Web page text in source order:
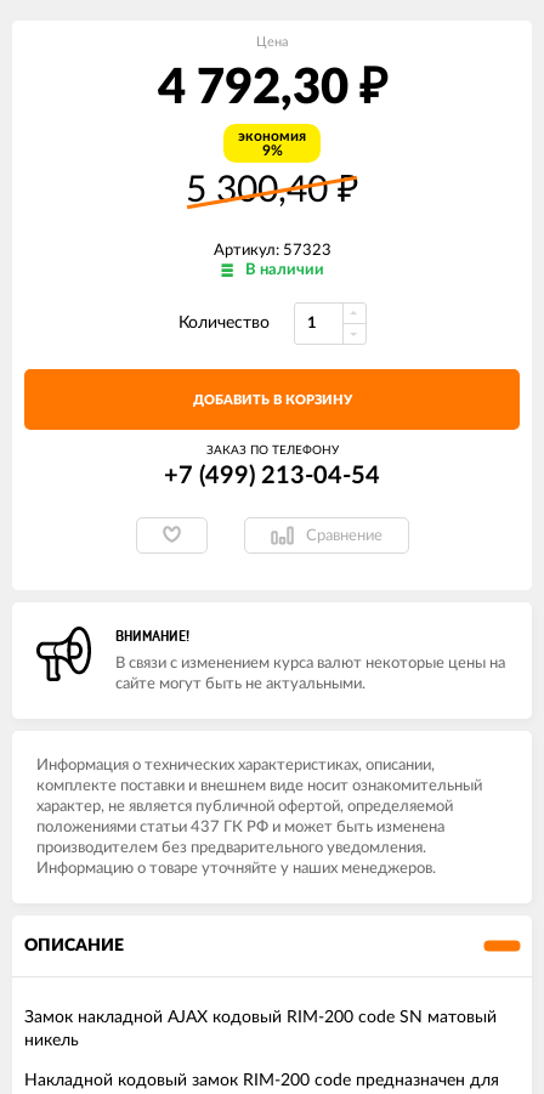
Цена
4 792,30 ₽
экономия
9%
5 300,40₽
Артикул: 57323
В наличии
Количество
ДОБАВИТЬ В КОРЗИНУ
ЗАКАЗ ПО ТЕЛЕФОНУ
+7 (499) 213-04-54​
Сравнение
ВНИМАНИЕ!
В связи с изменением курса валют некоторые цены на
сайте могут быть не актуальными.
Информация о технических характеристиках, описании,
комплекте поставки и внешнем виде носит ознакомительный
характер, не является публичной офертой, определяемой
положениями статьи 437 ГК РФ и может быть изменена
производителем без предварительного уведомления.
Информацию о товаре уточняйте у наших менеджеров.
ОПИСАНИЕ
Замок накладной AJAX кодовый RIM-200 code SN матовый
никель
Накладной кодовый замок RIM-200 code предназначен для